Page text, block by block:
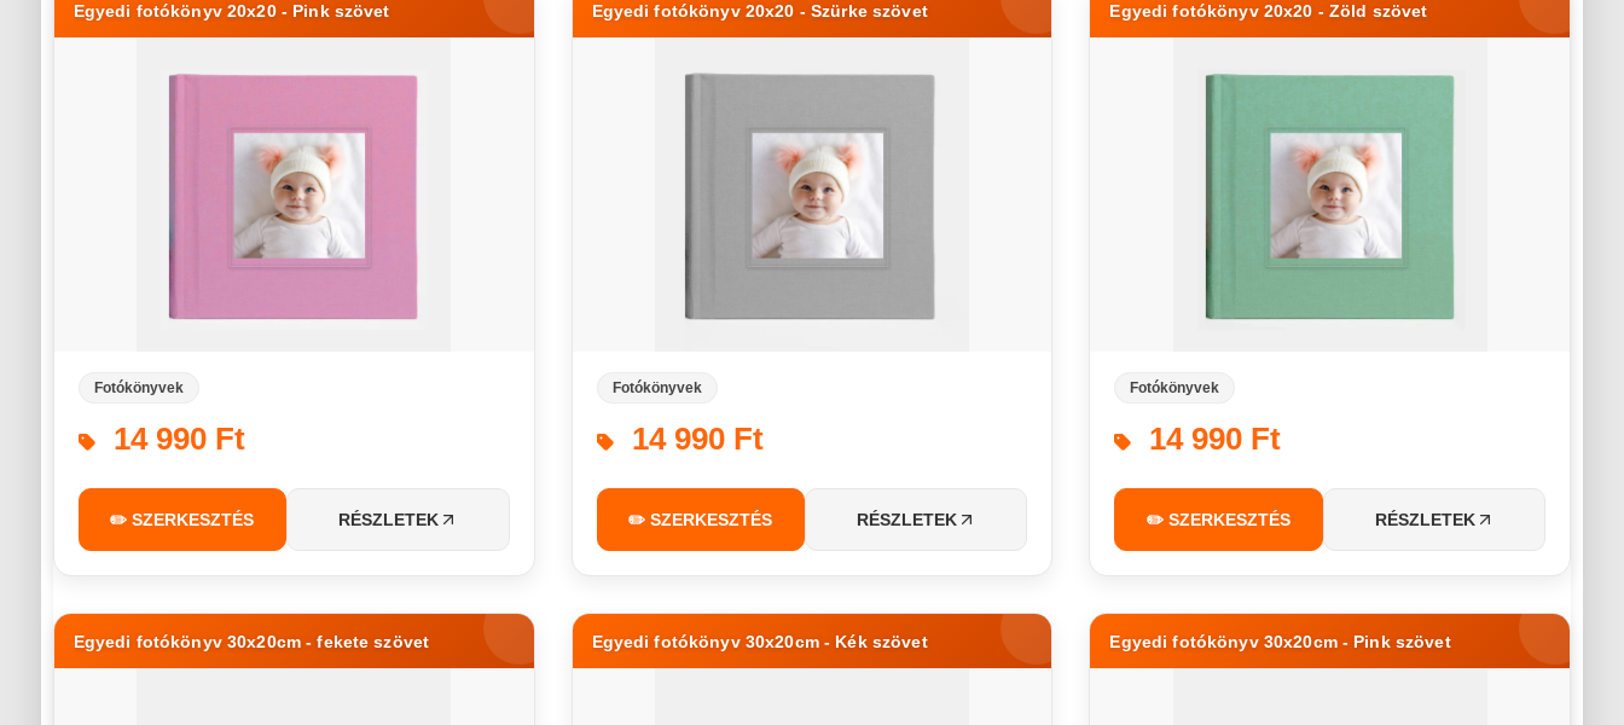
Egyedi fotókönyv 20x20 - Pink szövet
Fotókönyvek
14 990 Ft
✏️ SZERKESZTÉS RÉSZLETEK
Egyedi fotókönyv 20x20 - Szürke szövet
Fotókönyvek
14 990 Ft
✏️ SZERKESZTÉS RÉSZLETEK
Egyedi fotókönyv 20x20 - Zöld szövet
Fotókönyvek
14 990 Ft
✏️ SZERKESZTÉS RÉSZLETEK
Egyedi fotókönyv 30x20cm - fekete szövet Egyedi fotókönyv 30x20cm - Kék szövet Egyedi fotókönyv 30x20cm - Pink szövet